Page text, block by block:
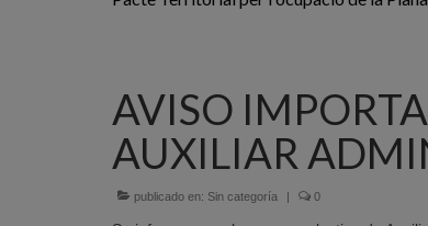
AVISO
AUXILIAR
publicado en: Sin categoría | 0